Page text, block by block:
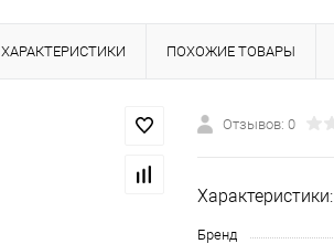
ХАРАКТЕРИСТИКИ ПОХОЖИЕ ТОВАРЫ
Отзывов: 0
Характеристики:
Бренд